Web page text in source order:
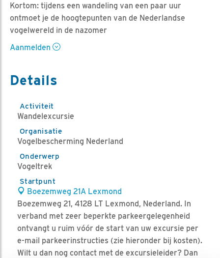
Kortom: tijdens een wandeling van een paar uur
ontmoet je de hoogtepunten van de Nederlandse
vogelwereld in de nazomer
Aanmelden
Details
Activiteit
Wandelexcursie
Organisatie
Vogelbescherming Nederland
Onderwerp
Vogeltrek
Startpunt
Boezemweg 21A Lexmond
Boezemweg 21, 4128 LT Lexmond, Nederland. In
verband met zeer beperkte parkeergelegenheid
ontvangt u ruim vóór de start van uw excursie per
e-mail parkeerinstructies (zie hieronder bij kosten).
Wilt u dan nog contact met de excursieleider? Dan